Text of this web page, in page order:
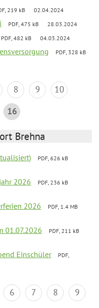
219 kB 02.04.2024
PDF, 475 kB 28.03.2024
PDF, 482 kB 04.03.2024
PDF, 328 kB
8 9
10
16
Brehna
PDF, 626 kB
2026
PDF, 236 kB
2026
PDF, 1.4 MB
01.07.2026
PDF, 211 kB
Einschüler
PDF,
6 7 8
9